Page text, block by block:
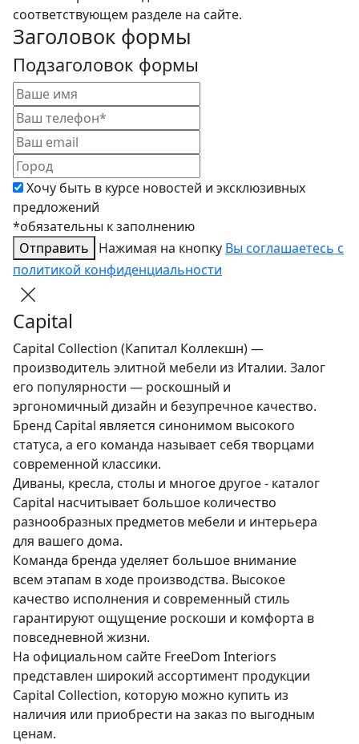
соответствующем разделе на сайте.
Заголовок формы
Подзаголовок формы
Хочу быть в курсе новостей и эксклюзивных
предложений
*обязательны к заполнению
Отправить
Нажимая на кнопку Вы соглашаетесь с
политикой конфиденциальности
Capital
Capital Collection (Капитал Коллекшн) —
производитель элитной мебели из Италии. Залог
его популярности — роскошный и
эргономичный дизайн и безупречное качество.
Бренд Capital является синонимом высокого
статуса, а его команда называет себя творцами
современной классики.
Диваны, кресла, столы и многое другое - каталог
Capital насчитывает большое количество
разнообразных предметов мебели и интерьера
для вашего дома.
Команда бренда уделяет большое внимание
всем этапам в ходе производства. Высокое
качество исполнения и современный стиль
гарантируют ощущение роскоши и комфорта в
повседневной жизни.
На официальном сайте FreeDom Interiors
представлен широкий ассортимент продукции
Capital Collection, которую можно купить из
наличия или приобрести на заказ по выгодным
ценам.